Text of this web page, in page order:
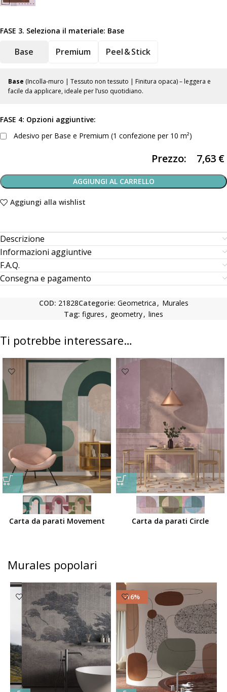
FASE 3. Seleziona il materiale: Base
Base Premium Peel & Stick
Base (Incolla-muro | Tessuto non tessuto | Finitura opaca) – leggera e
facile da applicare, ideale per l’uso quotidiano.
FASE 4: Opzioni aggiuntive:
Adesivo per Base e Premium (1 confezione per 10 m²)
Prezzo: 7,63 €
AGGIUNGI AL CARRELLO
Aggiungi alla wishlist
Descrizione
Informazioni aggiuntive
F.A.Q.
Consegna e pagamento
COD: 21828Categorie: Geometrica , Murales
Tag: figures , geometry, lines
Ti potrebbe interessare…
Carta da parati Movement Carta da parati Circle
Murales popolari
-16%